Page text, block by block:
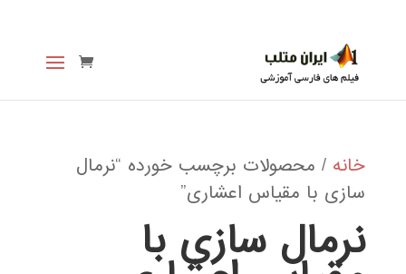
خانه / محصولات برچسب خورده “نرمال
سازی با مقیاس اعشاری”
نرمال سازی با